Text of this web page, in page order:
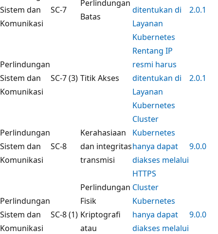
Sistem dan
Komunikasi
SC-7
Perlindungan
Batas
ditentukan di
Layanan
Kubernetes
2.0.1
Perlindungan
Sistem dan
Komunikasi
SC-7 (3) Titik Akses
Rentang IP
resmi harus
ditentukan di
Layanan
Kubernetes
2.0.1
Perlindungan
Sistem dan
Komunikasi
SC-8
Kerahasiaan
dan integritas
transmisi
Cluster
Kubernetes
hanya dapat
diakses melalui
HTTPS
9.0.0
Perlindungan
Sistem dan
Komunikasi
SC-8 (1)
Perlindungan
Fisik
Kriptografi
atau
Cluster
Kubernetes
hanya dapat
diakses melalui
9.0.0